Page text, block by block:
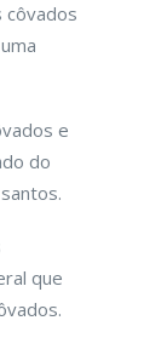
côvados
e
do
que